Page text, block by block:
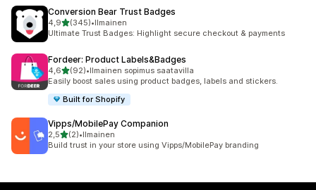
Conversion Bear Trust Badges
4,9/ 5 tähteä
(345)
345 arvostelua yhteensä
•Ilmainen
Ultimate Trust Badges: Highlight secure checkout & payments
Fordeer: Product Labels&Badges
4,6/ 5 tähteä
(92)
92 arvostelua yhteensä
•Ilmainen sopimus saatavilla
Easily boost sales using product badges, labels and stickers.
Built for Shopify
Vipps/MobilePay Companion
2,5/ 5 tähteä
(2)
2 arvostelua yhteensä
•Ilmainen
Build trust in your store using Vipps/MobilePay branding